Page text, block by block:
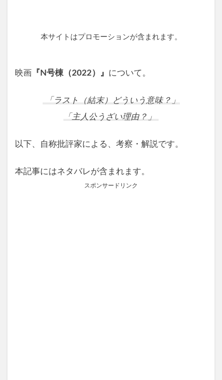
本サイトはプロモーションが含まれます。
映画 『N号棟（2022）』 について。
「ラスト（結末）どういう意味？」
「主人公うざい理由？」
以下、自称批評家による、考察・解説です。
本記事にはネタバレが含まれます。
スポンサードリンク